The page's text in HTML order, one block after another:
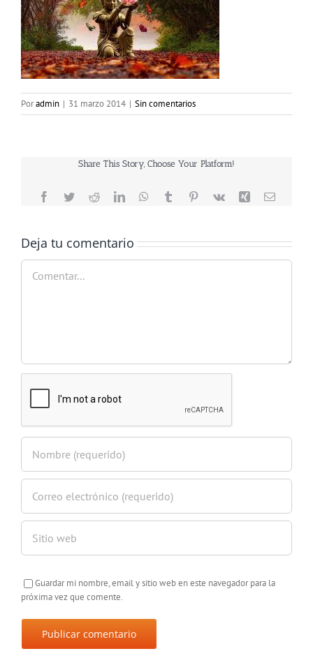
Poradmin | 31 marzo 2014 | Sin comentarios
Share This Story, Choose Your Platform!
Facebook
TwitterRedditLinkedInWhatsApp
TumblrPinterest
Vk Xing Correo
Deja tu comentario
Comentar
Guardar mi nombre, email y sitio web en este navegador para la
próxima vez que comente.